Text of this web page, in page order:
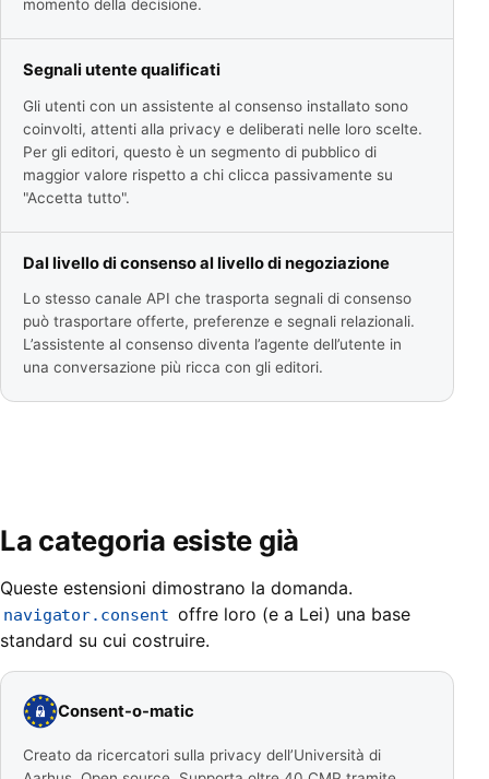
momento della decisione.
Segnali utente qualificati
Gli utenti con un assistente al consenso installato sono
coinvolti, attenti alla privacy e deliberati nelle loro scelte.
Per gli editori, questo è un segmento di pubblico di
maggior valore rispetto a chi clicca passivamente su
"Accetta tutto".
Dal livello di consenso al livello di negoziazione
Lo stesso canale API che trasporta segnali di consenso
può trasportare offerte, preferenze e segnali relazionali.
L’assistente al consenso diventa l’agente dell’utente in
una conversazione più ricca con gli editori.
La categoria esiste già
Queste estensioni dimostrano la domanda.
navigator.consent offre loro (e a Lei) una base
standard su cui costruire.
Consent-o-matic
Creato da ricercatori sulla privacy dell’Università di